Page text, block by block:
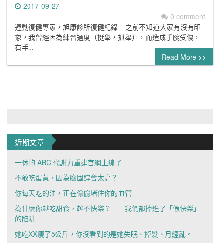
2017-09-27
0 comment
運動復健專家，旭康診所復健紀錄 之前不知道大家有沒有印
象，我曾經因為練習過度（挺舉，抓舉），而造成手腕受傷，
有手…
Read More >>
近期文章
一休的 ABC 代謝力重建官網上線了
不敢吃蛋黃，因為膽固醇會太高？
你每天吃的油，正在偷偷堵住你的血管
為什麼你越吃甜食，越不快樂？——我們都掉進了「假快樂」
的陷阱
她吃XX瘦了5公斤，你沒看到的是她失眠、掉髮、月經亂。